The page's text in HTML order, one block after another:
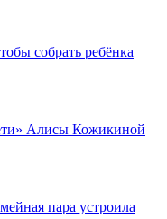
собрать ребёнка
Алисы Кожикиной
пара устроила